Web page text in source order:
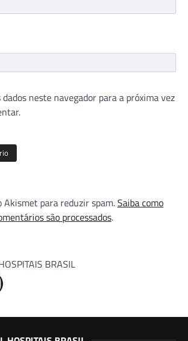
neste navegador para a próxima vez
para reduzir spam.Saiba como
são processados.
BRASIL